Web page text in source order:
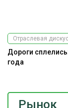
Рынок
Отраслевая
Дороги
года